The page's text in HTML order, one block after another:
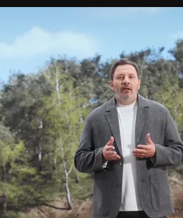
Открыть приложение